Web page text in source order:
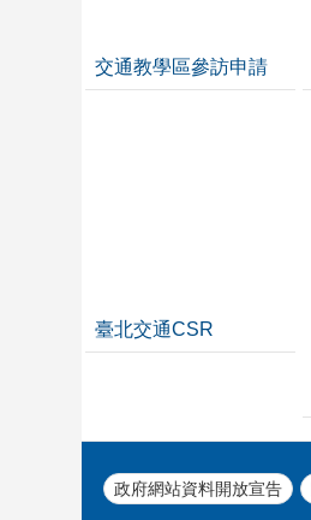
交通教學區參訪申請
臺北交通CSR
政府網站資料開放宣告